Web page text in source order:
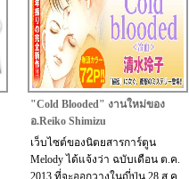
"Cold Blooded" งานใหม่ของ
อ.Reiko Shimizu
เว็บไซต์ของนิตยสารการ์ตูน
Melody ได้แจ้งว่า ฉบับเดือน ต.ค.
2013 ที่จะออกวางในญี่ปุ่น 28 ส.ค.